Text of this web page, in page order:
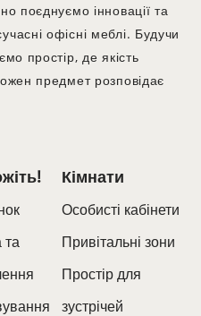
поєднуємо інновації та
офісні меблі. Будучи
простір, де якість
предмет розповідає
та
Кімнати
Особисті кабінети
Привітальні зони
Простір для
зустрічей